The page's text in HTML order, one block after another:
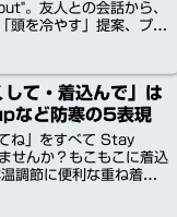
。友人との会話から、
頭を冷やす」提案、プラ
者の音声・低速版付き
接待担当者の「共感英語
て・着込んで」は
など防寒の5表現
ね」をすべて Stay
せんか？もこもこに着込
調節に便利な重ね着